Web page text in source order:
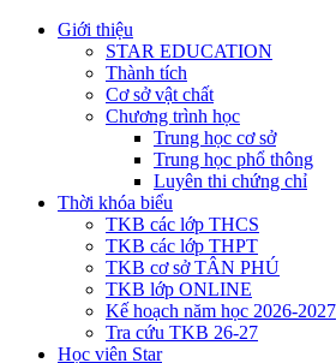
Giới thiệu
STAR EDUCATION
Thành tích
Cơ sở vật chất
Chương trình học
Trung học cơ sở
Trung học phổ thông
Luyên thi chứng chỉ
Thời khóa biểu
TKB các lớp THCS
TKB các lớp THPT
TKB cơ sở TÂN PHÚ
TKB lớp ONLINE
Kế hoạch năm học 2026-2027
Tra cứu TKB 26-27
Học viên Star